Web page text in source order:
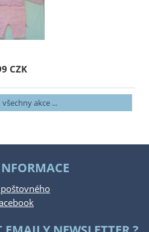
CZK
akce ...
poštovného